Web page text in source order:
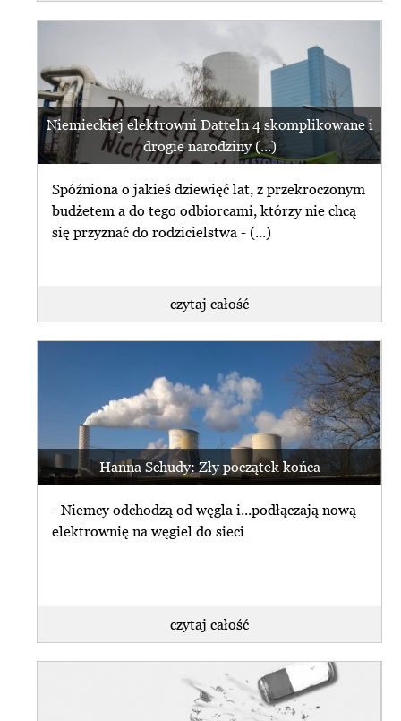
Niemieckiej elektrowni Datteln 4 skomplikowane i
drogie narodziny (...)
Spóźniona o jakieś dziewięć lat, z przekroczonym
budżetem a do tego odbiorcami, którzy nie chcą
się przyznać do rodzicielstwa - (...)
czytaj całość
Hanna Schudy: Zły początek końca
- Niemcy odchodzą od węgla i...podłączają nową
elektrownię na węgiel do sieci
czytaj całość